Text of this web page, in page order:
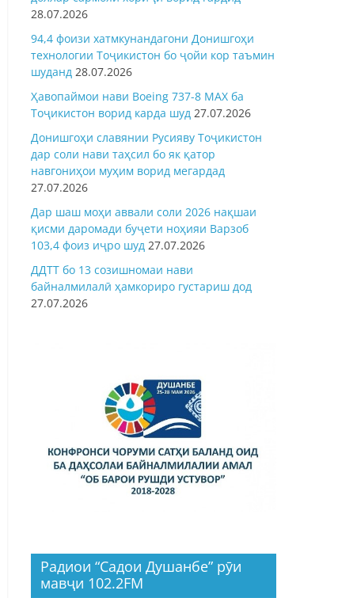
28.07.2026
94,4 фоизи хатмкунандагони Донишгоҳи
технологии Тоҷикистон бо ҷойи кор таъмин
шуданд 28.07.2026
Ҳавопаймои нави Boeing 737-8 MAX ба
Тоҷикистон ворид карда шуд 27.07.2026
Донишгоҳи славянии Русияву Тоҷикистон
дар соли нави таҳсил бо як қатор
навгониҳои муҳим ворид мегардад
27.07.2026
Дар шаш моҳи аввали соли 2026 нақшаи
қисми даромади буҷети ноҳияи Варзоб
103,4 фоиз иҷро шуд 27.07.2026
ДДТТ бо 13 созишномаи нави
байналмилалӣ ҳамкориро густариш дод
27.07.2026
Радиои “Садои Душанбе” рӯи
мавҷи 102.2FM